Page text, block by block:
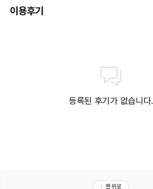
이용후기
등록된 후기가 없습니다.